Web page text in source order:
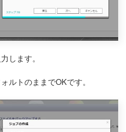
します。
ルトのままでOKです。